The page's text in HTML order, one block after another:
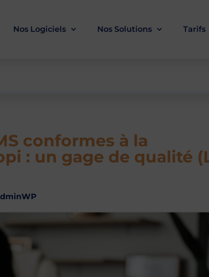
Nos Logiciels Nos Solutions Tarifs
conformes à la
: un gage de qualité